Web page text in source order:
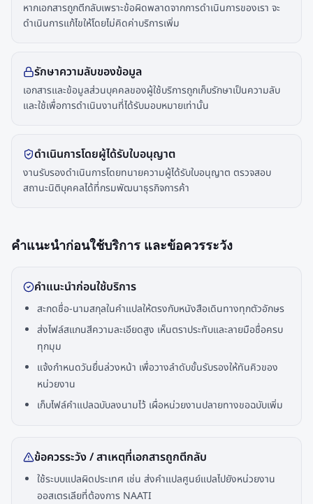
หากเอกสารถูกตีกลับเพราะข้อผิดพลาดจากการดำเนินการของเรา จะ
ดำเนินการแก้ไขให้โดยไม่คิดค่าบริการเพิ่ม
รักษาความลับของข้อมูล
เอกสารและข้อมูลส่วนบุคคลของผู้ใช้บริการถูกเก็บรักษาเป็นความลับ
และใช้เพื่อการดำเนินงานที่ได้รับมอบหมายเท่านั้น
ดำเนินการโดยผู้ได้รับใบอนุญาต
งานรับรองดำเนินการโดยทนายความผู้ได้รับใบอนุญาต ตรวจสอบ
สถานะนิติบุคคลได้ที่กรมพัฒนาธุรกิจการค้า
คำแนะนำก่อนใช้บริการ และข้อควรระวัง
คำแนะนำก่อนใช้บริการ
สะกดชื่อ-นามสกุลในคำแปลให้ตรงกับหนังสือเดินทางทุกตัวอักษร
ส่งไฟล์สแกนสีความละเอียดสูง เห็นตราประทับและลายมือชื่อครบ
ทุกมุม
แจ้งกำหนดวันยื่นล่วงหน้า เพื่อวางลำดับขั้นรับรองให้ทันคิวของ
หน่วยงาน
เก็บไฟล์คำแปลฉบับลงนามไว้ เผื่อหน่วยงานปลายทางขอฉบับเพิ่ม
ข้อควรระวัง / สาเหตุที่เอกสารถูกตีกลับ
ใช้ระบบแปลผิดประเทศ เช่น ส่งคำแปลศูนย์แปลไปยังหน่วยงาน
ออสเตรเลียที่ต้องการ NAATI